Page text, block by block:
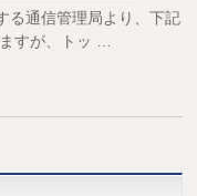
る通信管理局より、下記
すが、トッ …